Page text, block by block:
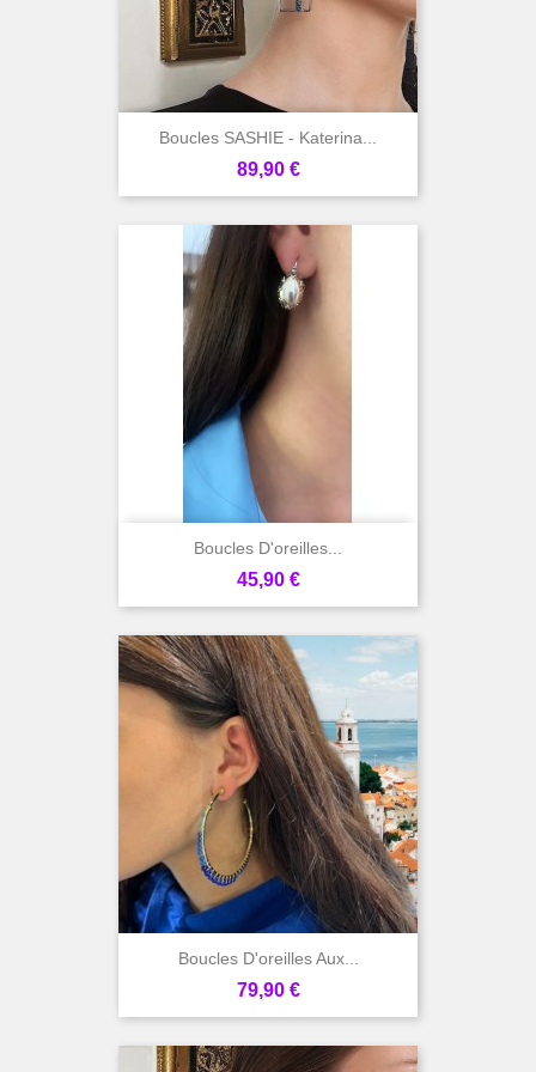
Boucles SASHIE - Katerina...
Prix
89,90 €
Boucles D'oreilles...
Prix
45,90 €
Boucles D'oreilles Aux...
Prix
79,90 €